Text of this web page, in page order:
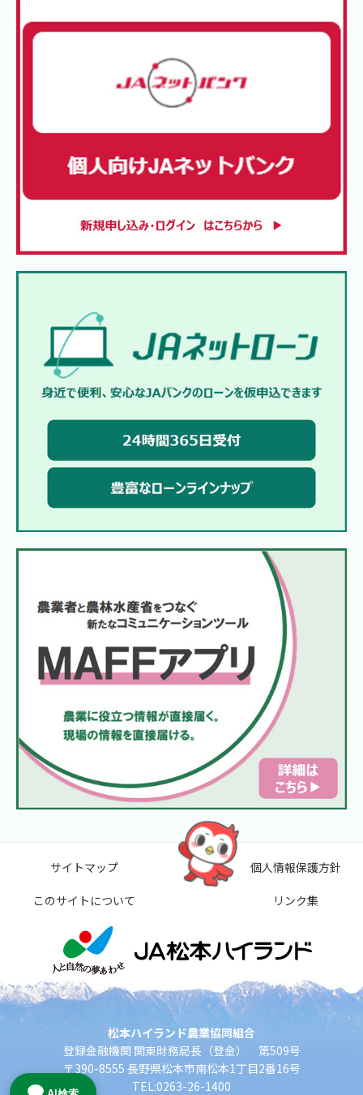
サイトマップ
このサイトについて
個人情報保護方針
リンク集
松本ハイランド農業協同組合
登録金融機関 関東財務局長（登金） 第509号
〒390-8555 長野県松本市南松本1丁目2番16号
TEL:0263-26-1400